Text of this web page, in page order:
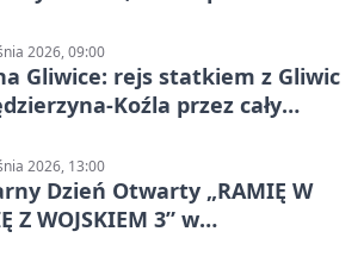
2026, 09:00
Gliwice: rejs statkiem z Gliwic
Koźla przez cały
2026, 13:00
Dzień Otwarty „RAMIĘ W
Z WOJSKIEM 3” w